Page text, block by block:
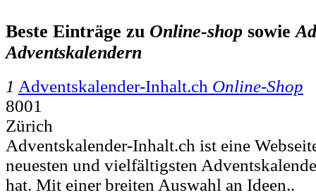
Beste Einträge zu Online-shop sowie
Adventskalendern
1 Adventskalender-Inhalt.ch Online-Shop
8001
Zürich
Adventskalender-Inhalt.ch ist eine
neuesten und vielfältigsten
hat. Mit einer breiten Auswahl an Ideen..